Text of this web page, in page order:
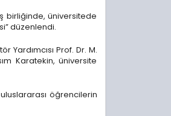
birliğinde, üniversitede
düzenlendi.
Yardımcısı Prof. Dr. M.
Karatekin, üniversite
öğrencilerin